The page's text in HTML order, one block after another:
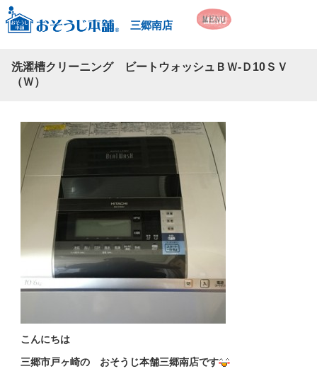
三郷南店
洗濯槽クリーニング ビートウォッシュＢＷ-Ｄ10ＳＶ
（Ｗ）
こんにちは
三郷市戸ヶ崎の おそうじ本舗三郷南店です